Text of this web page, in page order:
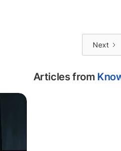
Next
Articles from